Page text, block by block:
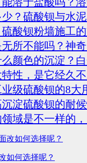
？硫酸钡与水
酸钡粉墙施工
所不能吗？神
颜色的沉淀？
性，是它经久
级硫酸钡的8大
淀硫酸钡的耐
域是不一样的
如何选择呢？